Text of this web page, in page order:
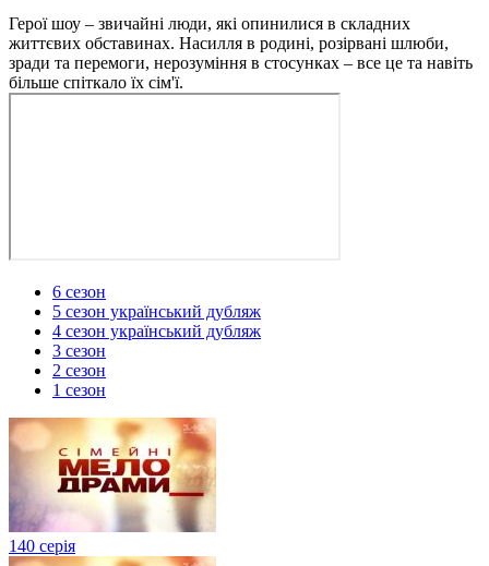
Герої шоу – звичайні люди, які опинилися в складних
життєвих обставинах. Насилля в родині, розірвані шлюби,
зради та перемоги, нерозуміння в стосунках – все це та навіть
більше спіткало їх сім'ї.
6 сезон
5 сезон український дубляж
4 сезон український дубляж
3 сезон
2 сезон
1 сезон
140 серія